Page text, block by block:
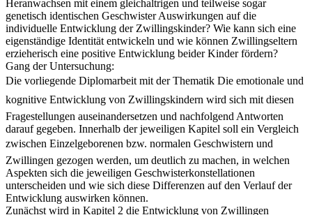
Heranwachsen mit einem gleichaltrigen und teilweise sogar
genetisch identischen Geschwister Auswirkungen auf die
individuelle Entwicklung der Zwillingskinder? Wie kann sich eine
eigenständige Identität entwickeln und wie können Zwillingseltern
erzieherisch eine positive Entwicklung beider Kinder fördern?
Gang der Untersuchung:
Die vorliegende Diplomarbeit mit der Thematik Die emotionale und
kognitive Entwicklung von Zwillingskindern wird sich mit diesen
Fragestellungen auseinandersetzen und nachfolgend Antworten
darauf gegeben. Innerhalb der jeweiligen Kapitel soll ein Vergleich
zwischen Einzelgeborenen bzw. normalen Geschwistern und
Zwillingen gezogen werden, um deutlich zu machen, in welchen
Aspekten sich die jeweiligen Geschwisterkonstellationen
unterscheiden und wie sich diese Differenzen auf den Verlauf der
Entwicklung auswirken können.
Zunächst wird in Kapitel 2 die Entwicklung von Zwillingen